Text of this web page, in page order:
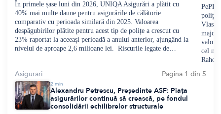
În primele șase luni din 2026, UNIQA Asigurări a plătit cu
40% mai multe daune pentru asigurările de călătorie
comparativ cu perioada similară din 2025. Valoarea
despăgubirilor plătite pentru acest tip de polițe a crescut cu
23% raportat la aceeași perioadă a anului anterior, ajungând la
nivelul de aproape 2,6 milioane lei. Riscurile legate de…
polița
cel
Asigurari Pagina 1 din 5
2 min
Alexandru Petrescu, Președinte ASF: Piața
asigurărilor continuă să crească, pe fondul
consolidării echilibrelor structurale